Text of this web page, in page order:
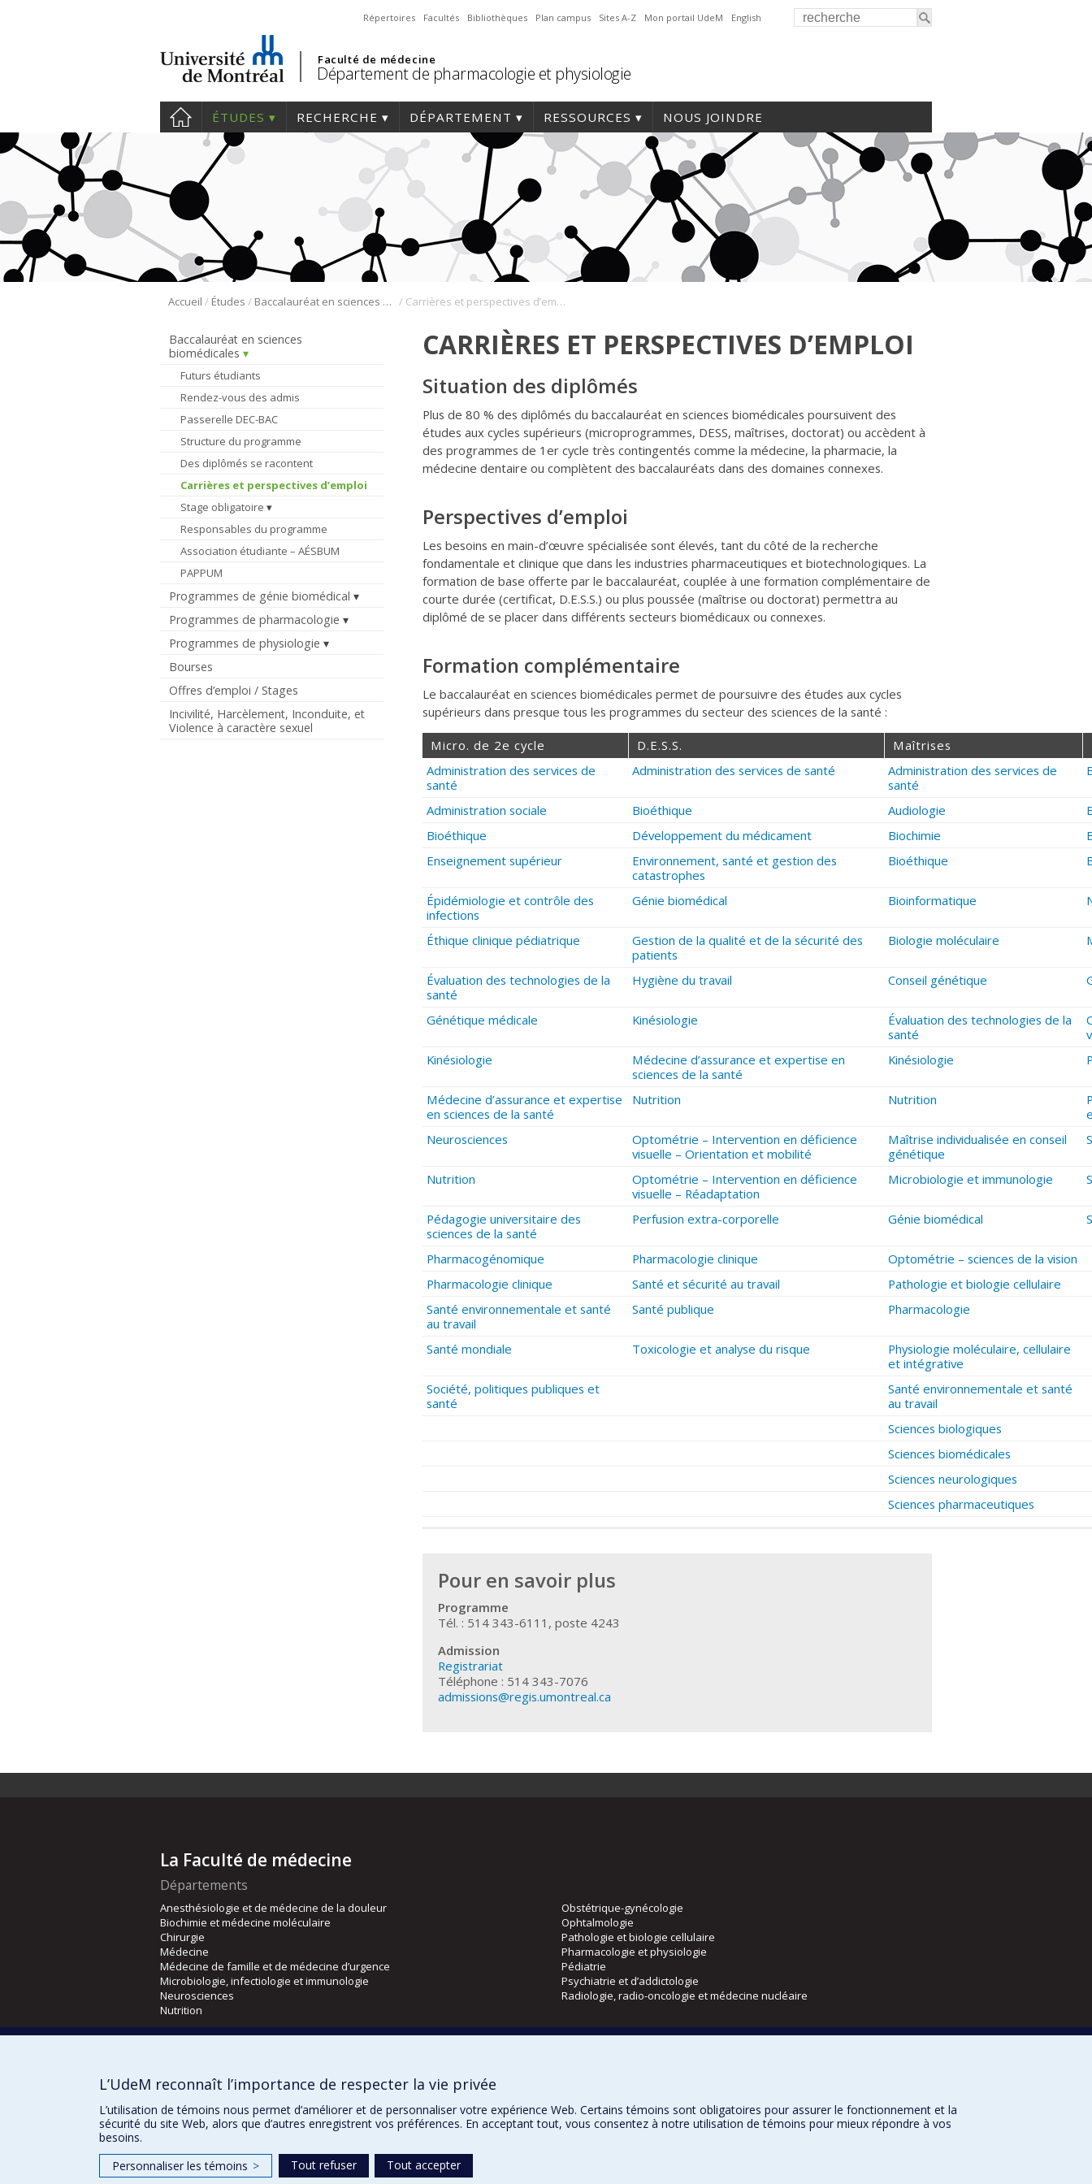
Répertoires Facultés Bibliothèques Plan campus Sites A-Z Mon portail UdeM English
Faculté de médecine
Département de pharmacologie et physiologie
ÉTUDES RECHERCHE DÉPARTEMENT RESSOURCES NOUS JOINDRE
Accueil / Études / Baccalauréat en sciences biomédicales / Carrières et perspectives d’emploi
Baccalauréat en sciences
biomédicales
Futurs étudiants
Rendez-vous des admis
Passerelle DEC-BAC
Structure du programme
Des diplômés se racontent
Carrières et perspectives d’emploi
Stage obligatoire
Responsables du programme
Association étudiante – AÉSBUM
PAPPUM
Programmes de génie biomédical
Programmes de pharmacologie
Programmes de physiologie
Bourses
Offres d’emploi / Stages
Incivilité, Harcèlement, Inconduite, et
Violence à caractère sexuel
CARRIÈRES ET PERSPECTIVES D’EMPLOI
Situation des diplômés
Plus de 80 % des diplômés du baccalauréat en sciences biomédicales poursuivent des
études aux cycles supérieurs (microprogrammes, DESS, maîtrises, doctorat) ou accèdent à
des programmes de 1er cycle très contingentés comme la médecine, la pharmacie, la
médecine dentaire ou complètent des baccalauréats dans des domaines connexes.
Perspectives d’emploi
Les besoins en main-d’œuvre spécialisée sont élevés, tant du côté de la recherche
fondamentale et clinique que dans les industries pharmaceutiques et biotechnologiques. La
formation de base offerte par le baccalauréat, couplée à une formation complémentaire de
courte durée (certificat, D.E.S.S.) ou plus poussée (maîtrise ou doctorat) permettra au
diplômé de se placer dans différents secteurs biomédicaux ou connexes.
Formation complémentaire
Le baccalauréat en sciences biomédicales permet de poursuivre des études aux cycles
supérieurs dans presque tous les programmes du secteur des sciences de la santé :
Micro. de 2e cycle D.E.S.S. Maîtrises
Administration des services de
santé
Administration des services de santé
Administration des services de
santé
Administration sociale Bioéthique Audiologie
Bioéthique
Développement du médicament Biochimie
Enseignement supérieur
Environnement, santé et gestion des
catastrophes
Bioéthique
Épidémiologie et contrôle des
infections
Génie biomédical Bioinformatique
Éthique clinique pédiatrique
Gestion de la qualité et de la sécurité des
patients
Biologie moléculaire
Évaluation des technologies de la
santé
Hygiène du travail Conseil génétique
Génétique médicale Kinésiologie
Évaluation des technologies de la
santé
Kinésiologie
Médecine d’assurance et expertise en
sciences de la santé
Kinésiologie
Médecine d’assurance et expertise
en sciences de la santé
Nutrition Nutrition
Neurosciences
Optométrie – Intervention en déficience
visuelle – Orientation et mobilité
Maîtrise individualisée en conseil
génétique
Nutrition
Optométrie – Intervention en déficience
visuelle – Réadaptation
Microbiologie et immunologie
Pédagogie universitaire des
sciences de la santé
Perfusion extra-corporelle Génie biomédical
Pharmacogénomique Pharmacologie clinique
Optométrie – sciences de la vision
Pharmacologie clinique
Santé et sécurité au travail
Pathologie et biologie cellulaire
Santé environnementale et santé
au travail
Santé publique Pharmacologie
Santé mondiale Toxicologie et analyse du risque
Physiologie moléculaire, cellulaire
et intégrative
Société, politiques publiques et
santé
Santé environnementale et santé
au travail
Sciences biologiques
Sciences biomédicales
Sciences neurologiques
Sciences pharmaceutiques
Pour en savoir plus
Programme
Tél. : 514 343-6111, poste 4243
Admission
Registrariat
Téléphone : 514 343-7076
admissions@regis.umontreal.ca
La Faculté de médecine
Départements
Anesthésiologie et de médecine de la douleur
Biochimie et médecine moléculaire
Chirurgie
Médecine
Médecine de famille et de médecine d’urgence
Microbiologie, infectiologie et immunologie
Neurosciences
Nutrition
Obstétrique-gynécologie
Ophtalmologie
Pathologie et biologie cellulaire
Pharmacologie et physiologie
Pédiatrie
Psychiatrie et d’addictologie
Radiologie, radio-oncologie et médecine nucléaire
Orthophonie et audiologie
L’UdeM reconnaît l’importance de respecter la vie privée
L’utilisation de témoins nous permet d’améliorer et de personnaliser votre expérience Web. Certains témoins sont obligatoires pour assurer le fonctionnement et la
sécurité du site Web, alors que d’autres enregistrent vos préférences. En acceptant tout, vous consentez à notre utilisation de témoins pour mieux répondre à vos
besoins.
Personnaliser les témoins > Tout refuser Tout accepter